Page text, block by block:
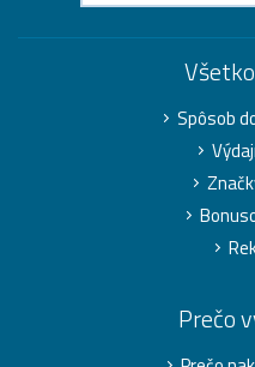
Spôsob
Prečo